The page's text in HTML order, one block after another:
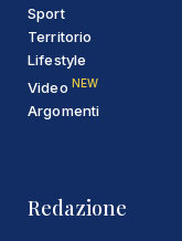
Sport
Territorio
Lifestyle
Video NEW
Argomenti
Redazione